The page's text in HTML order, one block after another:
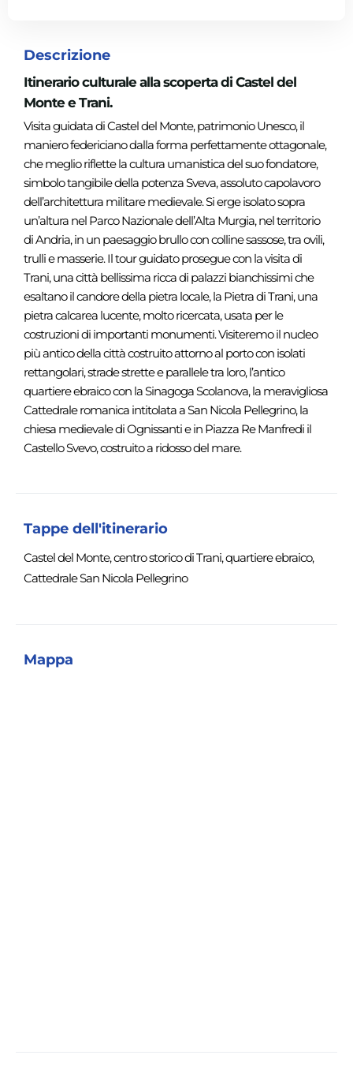
Descrizione
Itinerario culturale alla scoperta di Castel del
Monte e Trani.
Visita guidata di Castel del Monte, patrimonio Unesco, il
maniero federiciano dalla forma perfettamente ottagonale,
che meglio riflette la cultura umanistica del suo fondatore,
simbolo tangibile della potenza Sveva, assoluto capolavoro
dell’architettura militare medievale. Si erge isolato sopra
un’altura nel Parco Nazionale dell’Alta Murgia, nel territorio
di Andria, in un paesaggio brullo con colline sassose, tra ovili,
trulli e masserie. Il tour guidato prosegue con la visita di
Trani, una città bellissima ricca di palazzi bianchissimi che
esaltano il candore della pietra locale, la Pietra di Trani, una
pietra calcarea lucente, molto ricercata, usata per le
costruzioni di importanti monumenti. Visiteremo il nucleo
più antico della città costruito attorno al porto con isolati
rettangolari, strade strette e parallele tra loro, l’antico
quartiere ebraico con la Sinagoga Scolanova, la meravigliosa
Cattedrale romanica intitolata a San Nicola Pellegrino, la
chiesa medievale di Ognissanti e in Piazza Re Manfredi il
Castello Svevo, costruito a ridosso del mare.
Tappe dell'itinerario
Castel del Monte, centro storico di Trani, quartiere ebraico,
Cattedrale San Nicola Pellegrino
Mappa